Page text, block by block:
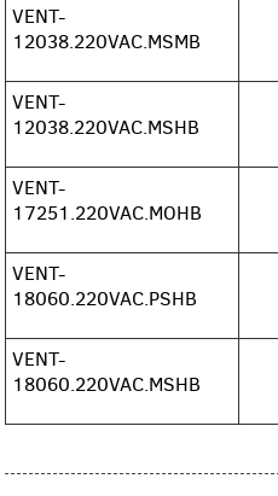
VENT-
12038.220VAC.MSMB
VENT-
12038.220VAC.MSHB
VENT-
17251.220VAC.MOHB
VENT-
18060.220VAC.PSHB
VENT-
18060.220VAC.MSHB